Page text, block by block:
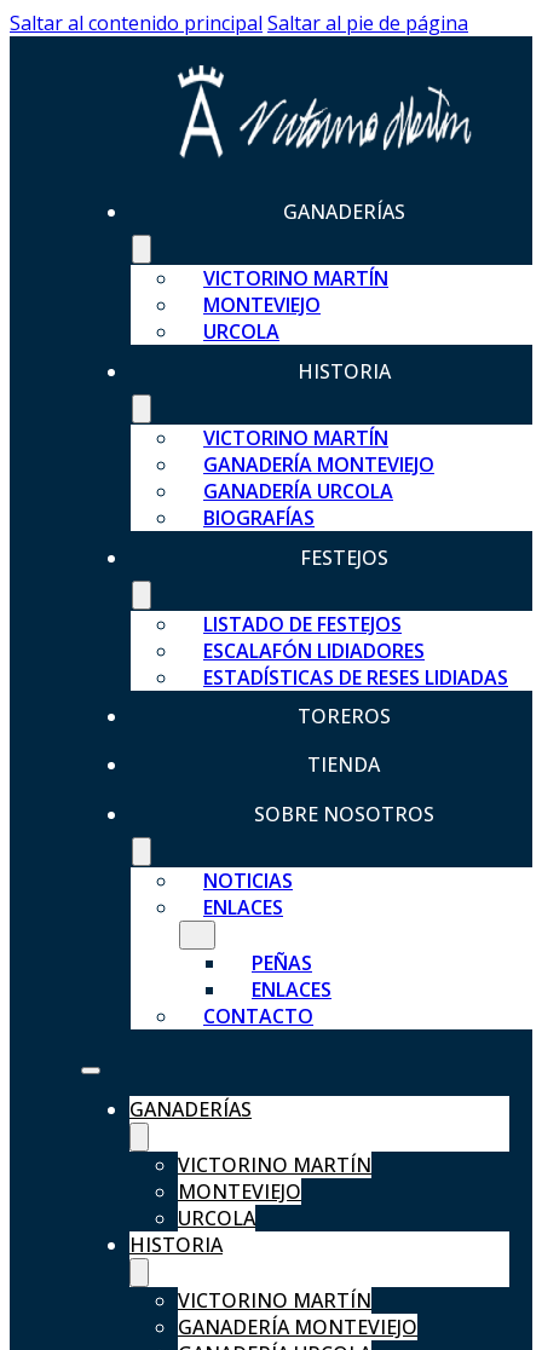
Saltar al contenido principal Saltar al pie de página
GANADERÍAS
VICTORINO MARTÍN
MONTEVIEJO
URCOLA
HISTORIA
VICTORINO MARTÍN
GANADERÍA MONTEVIEJO
GANADERÍA URCOLA
BIOGRAFÍAS
FESTEJOS
LISTADO DE FESTEJOS
ESCALAFÓN LIDIADORES
ESTADÍSTICAS DE RESES LIDIADAS
TOREROS
TIENDA
SOBRE NOSOTROS
NOTICIAS
ENLACES
PEÑAS
ENLACES
CONTACTO
GANADERÍAS
VICTORINO MARTÍN
MONTEVIEJO
URCOLA
HISTORIA
VICTORINO MARTÍN
GANADERÍA MONTEVIEJO